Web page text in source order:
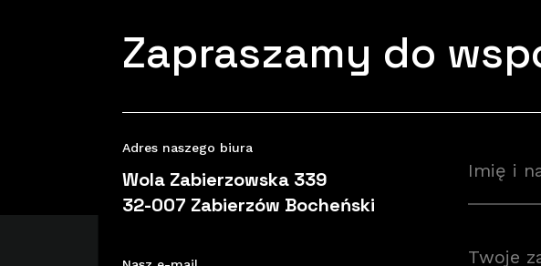
Zapraszamy do
Adres naszego biura
Wola Zabierzowska 339
32-007 Zabierzów Bocheński